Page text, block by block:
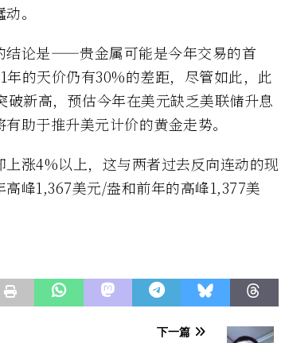
。
结论是——贵金属可能是今年交易的首
的天价仍有30%的差距，尽管如此，此
新高，预估今年在美元缺乏美联储升息
助于推升美元计价的黄金走势。
涨4%以上，这与两者过去反向连动的现
峰1,367美元/盎和前年的高峰1,377美
下一篇